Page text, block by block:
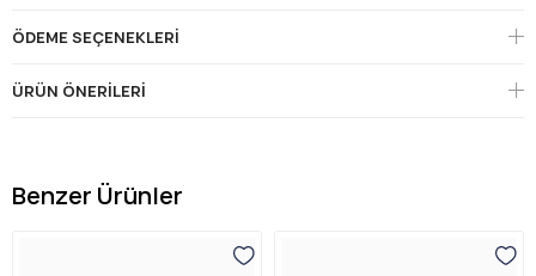
ÖDEME SEÇENEKLERI
ÜRÜN ÖNERILERI
Benzer Ürünler